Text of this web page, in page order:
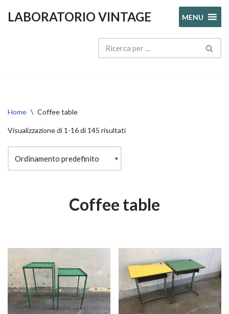
LABORATORIO VINTAGE MENU
Home \ Coffee table
Visualizzazione di 1-16 di 145 risultati
Coffee table